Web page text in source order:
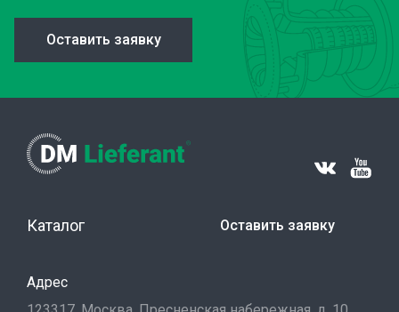
Оставить заявку
Каталог Оставить заявку
Адрес